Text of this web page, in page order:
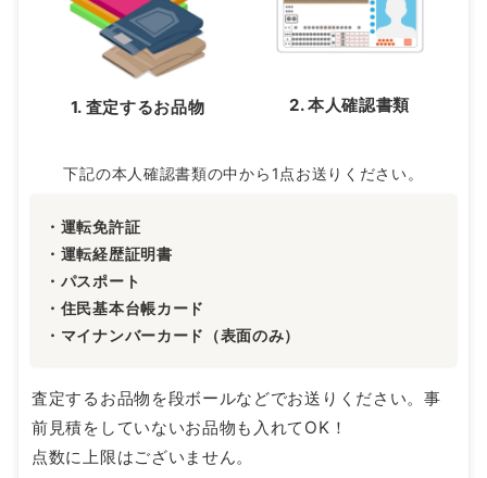
1. 査定するお品物 2. 本人確認書類
下記の本人確認書類の中から1点お送りください。
・運転免許証
・運転経歴証明書
・パスポート
・住民基本台帳カード
・マイナンバーカード（表面のみ）
査定するお品物を段ボールなどでお送りください。事
前見積をしていないお品物も入れてOK！
点数に上限はございません。